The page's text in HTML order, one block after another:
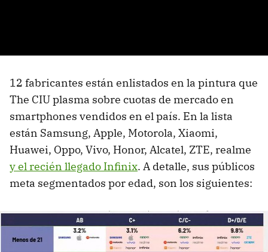
12 fabricantes están enlistados en la pintura que
The CIU plasma sobre cuotas de mercado en
smartphones vendidos en el país. En la lista
están Samsung, Apple, Motorola, Xiaomi,
Huawei, Oppo, Vivo, Honor, Alcatel, ZTE, realme
y el recién llegado Infinix. A detalle, sus públicos
meta segmentados por edad, son los siguientes: